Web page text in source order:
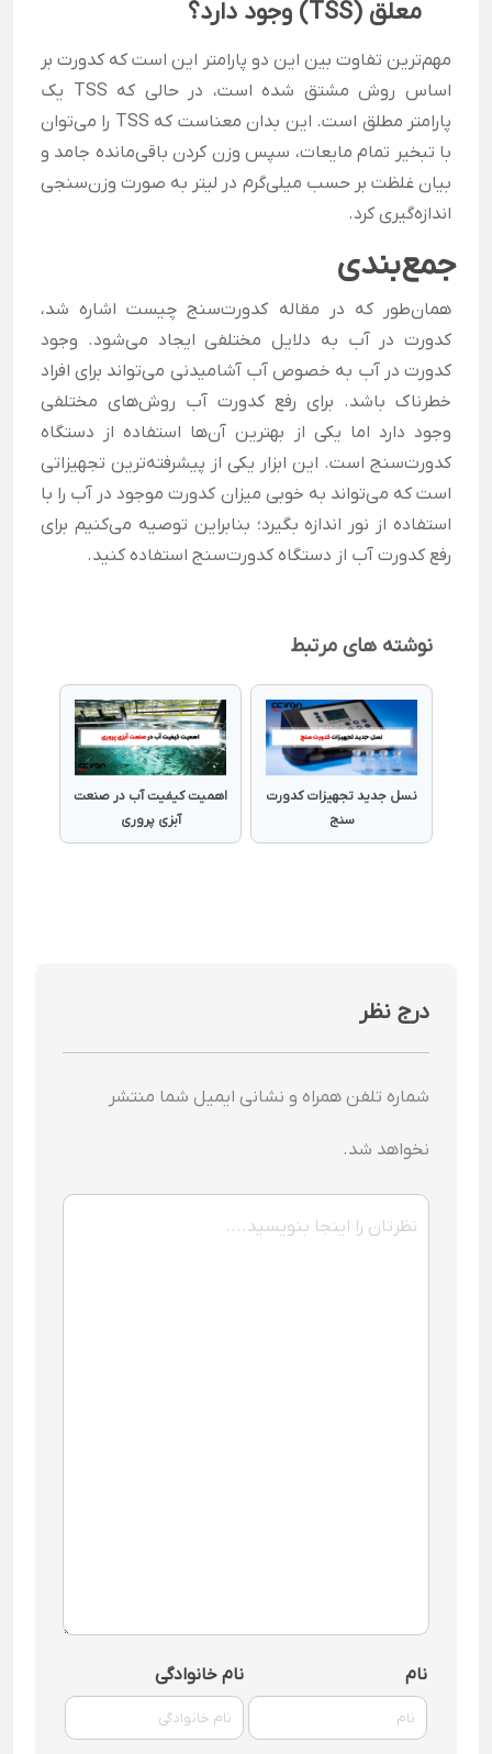
معلق (TSS) وجود دارد؟
مهم‌ترین تفاوت بین این دو پارامتر این است که کدورت بر
اساس روش مشتق شده است، در حالی که TSS یک
پارامتر مطلق است. این بدان معناست که TSS را می‌توان
با تبخیر تمام مایعات، سپس وزن کردن باقی‌مانده جامد و
بیان غلظت بر حسب میلی‌گرم در لیتر به صورت وزن‌سنجی
اندازه‌گیری کرد.
جمع‌بندی
همان‌طور که در مقاله کدورت‌سنج چیست اشاره شد،
کدورت در آب به دلایل مختلفی ایجاد می‌شود. وجود
کدورت در آب به خصوص آب آشامیدنی می‌تواند برای افراد
خطرناک باشد. برای رفع کدورت آب روش‌های مختلفی
وجود دارد اما یکی از بهترین آن‌ها استفاده از دستگاه
کدورت‌سنج است. این ابزار یکی از پیشرفته‌ترین تجهیزاتی
است که می‌تواند به خوبی میزان کدورت موجود در آب را با
استفاده از نور اندازه بگیرد؛ بنابراین توصیه می‌کنیم برای
رفع کدورت آب از دستگاه کدورت‌سنج استفاده کنید.
نوشته های مرتبط
نسل جدید تجهیزات کدورت
سنج
اهمیت کیفیت آب در صنعت
آبزی پروری
درج نظر
شماره تلفن همراه و نشانی ایمیل شما منتشر
نخواهد شد.
نام نام خانوادگی